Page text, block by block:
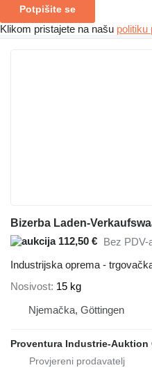
Potpišite se
Klikom pristajete na našu politiku
Bizerba Laden-
112,50 € Bez PDV-
Industrijska oprema -
Nosivost 15 kg
Njemačka, Göttingen
Proventura Industrie-Auktion